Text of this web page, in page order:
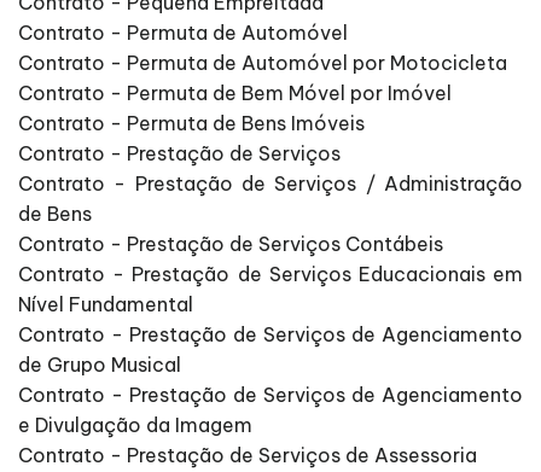
Contrato - Permuta de Automóvel
Contrato - Permuta de Automóvel por Motocicleta
Contrato - Permuta de Bem Móvel por Imóvel
Contrato - Permuta de Bens Imóveis
Contrato - Prestação de Serviços
Contrato - Prestação de Serviços / Administração
de Bens
Contrato - Prestação de Serviços Contábeis
Contrato - Prestação de Serviços Educacionais em
Nível Fundamental
Contrato - Prestação de Serviços de Agenciamento
de Grupo Musical
Contrato - Prestação de Serviços de Agenciamento
e Divulgação da Imagem
Contrato - Prestação de Serviços de Assessoria